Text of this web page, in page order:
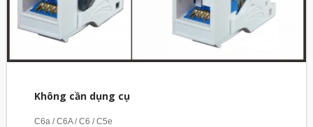
Không cần dụng cụ
C6a / C6A / C6 / C5e